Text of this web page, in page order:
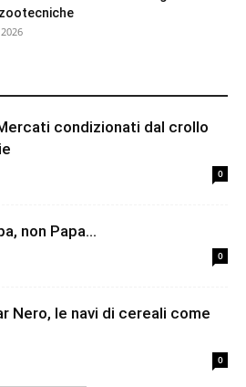
condizionati dal crollo
0
non Papa…
0
Nero, le navi di cereali come
0